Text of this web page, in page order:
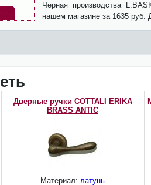
Черная производства
нашем магазине за 1635
Дверные ручки COTTALI ERIKA
BRASS ANTIC
Материал: латунь